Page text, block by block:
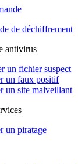
de déchiffrement
antivirus
un fichier suspect
un faux positif
un site malveillant
un piratage